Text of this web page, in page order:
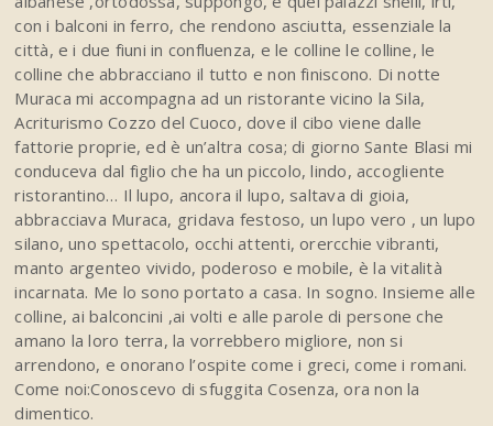
con i balconi in ferro, che rendono asciutta, essenziale la
città, e i due fiuni in confluenza, e le colline le colline, le
colline che abbracciano il tutto e non finiscono. Di notte
Muraca mi accompagna ad un ristorante vicino la Sila,
Acriturismo Cozzo del Cuoco, dove il cibo viene dalle
fattorie proprie, ed è un’altra cosa; di giorno Sante Blasi mi
conduceva dal figlio che ha un piccolo, lindo, accogliente
ristorantino… Il lupo, ancora il lupo, saltava di gioia,
abbracciava Muraca, gridava festoso, un lupo vero , un lupo
silano, uno spettacolo, occhi attenti, orercchie vibranti,
manto argenteo vivido, poderoso e mobile, è la vitalità
incarnata. Me lo sono portato a casa. In sogno. Insieme alle
colline, ai balconcini ,ai volti e alle parole di persone che
amano la loro terra, la vorrebbero migliore, non si
arrendono, e onorano l’ospite come i greci, come i romani.
Come noi:Conoscevo di sfuggita Cosenza, ora non la
dimentico.